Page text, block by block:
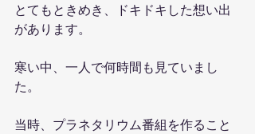
とてもときめき、ドキドキした想い出
があります。
寒い中、一人で何時間も見ていまし
た。
当時、プラネタリウム番組を作ること